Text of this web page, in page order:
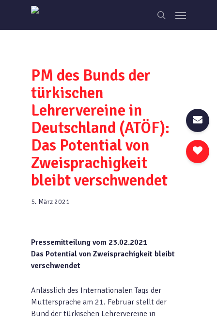
main
search
Menu
PM des Bunds der
türkischen
Lehrervereine in
Deutschland (ATÖF):
Das Potential von
Zweisprachigkeit
bleibt verschwendet
5. März 2021
Pressemitteilung vom 23.02.2021
Das Potential von Zweisprachigkeit bleibt
verschwendet
Anlässlich des Internationalen Tags der
Muttersprache am 21. Februar stellt der
Bund der türkischen Lehrervereine in